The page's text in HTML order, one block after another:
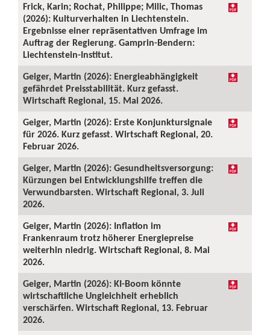
Frick, Karin; Rochat, Philippe; Milic, Thomas
(2026): Kulturverhalten in Liechtenstein.
Ergebnisse einer repräsentativen Umfrage im
Auftrag der Regierung. Gamprin-Bendern:
Liechtenstein-Institut.
Geiger, Martin (2026): Energieabhängigkeit
gefährdet Preisstabilität. Kurz gefasst.
Wirtschaft Regional, 15. Mai 2026.
Geiger, Martin (2026): Erste Konjunktursignale
für 2026. Kurz gefasst. Wirtschaft Regional, 20.
Februar 2026.
Geiger, Martin (2026): Gesundheitsversorgung:
Kürzungen bei Entwicklungshilfe treffen die
Verwundbarsten. Wirtschaft Regional, 3. Juli
2026.
Geiger, Martin (2026): Inflation im
Frankenraum trotz höherer Energiepreise
weiterhin niedrig. Wirtschaft Regional, 8. Mai
2026.
Geiger, Martin (2026): KI-Boom könnte
wirtschaftliche Ungleichheit erheblich
verschärfen. Wirtschaft Regional, 13. Februar
2026.